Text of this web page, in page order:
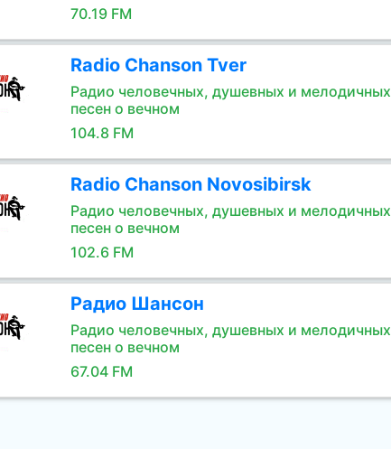
70.19 FM
Radio Chanson Tver
Радио человечных, душевных и мелодичных
песен о вечном
104.8 FM
Radio Chanson Novosibirsk
Радио человечных, душевных и мелодичных
песен о вечном
102.6 FM
Радио Шансон
Радио человечных, душевных и мелодичных
песен о вечном
67.04 FM